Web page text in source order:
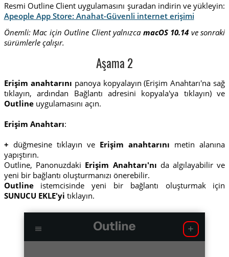
Resmi Outline Client uygulamasını şuradan indirin ve yükleyin:
Apeople App Store: Anahat-Güvenli internet erişimi
Önemli: Mac için Outline Client yalnızca macOS 10.14 ve sonraki
sürümlerle çalışır.
Aşama 2
Erişim anahtarını panoya kopyalayın (Erişim Anahtarı'na sağ
tıklayın, ardından Bağlantı adresini kopyala'ya tıklayın) ve
Outlineuygulamasını açın.
Erişim Anahtarı:
+ düğmesine tıklayın ve Erişim anahtarını metin alanına
yapıştırın.
Outline, Panonuzdaki Erişim Anahtarı'nı da algılayabilir ve
yeni bir bağlantı oluşturmanızı önerebilir.
Outlineistemcisinde yeni bir bağlantı oluşturmak için
SUNUCU EKLE'yi tıklayın.